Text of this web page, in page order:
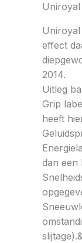
Uniroyal
effect
2014.
Uitleg
Grip
heeft
dan een